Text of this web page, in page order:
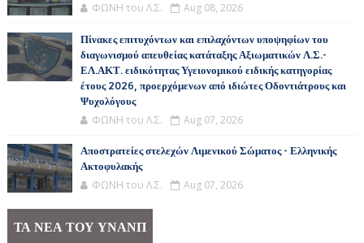
ΦΩΝΗ του Λ.Σ. Aug 08, 2026
Πίνακες επιτυχόντων και επιλαχόντων υποψηφίων του
διαγωνισμού απευθείας κατάταξης Αξιωματικών Λ.Σ.-
ΕΛ.ΑΚΤ. ειδικότητας Υγειονομικού ειδικής κατηγορίας
έτους 2026, προερχόμενων από ιδιώτες Οδοντιάτρους και
Ψυχολόγους
ΦΩΝΗ του Λ.Σ. Aug 07, 2026
Αποστρατείες στελεχών Λιμενικού Σώματος - Ελληνικής
Ακτοφυλακής
ΦΩΝΗ του Λ.Σ. Aug 07, 2026
ΤΑ ΝΕΑ ΤΟΥ ΥΝΑΝΠ